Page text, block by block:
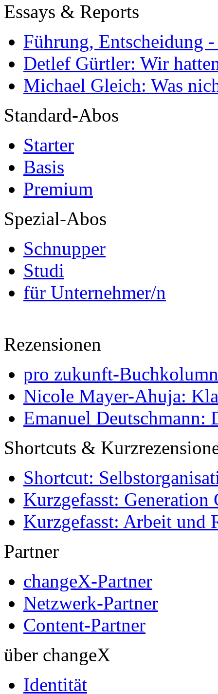
Essays & Reports
Führung, Entscheidung
Detlef Gürtler: Wir
Michael Gleich: Was
Standard-Abos
Starter
Basis
Premium
Spezial-Abos
Schnupper
Studi
für Unternehmer/n
Rezensionen
pro zukunft-
Nicole Mayer-Ahuja:
Emanuel Deutschmann:
Shortcuts &
Shortcut:
Kurzgefasst: Generation
Kurzgefasst: Arbeit und
Partner
changeX-Partner
Netzwerk-Partner
Content-Partner
über changeX
Identität